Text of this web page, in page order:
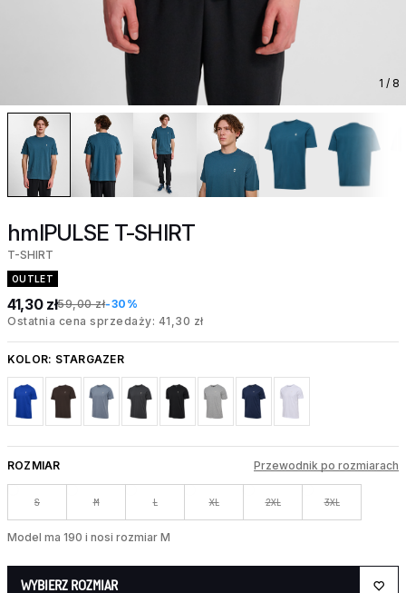
1 / 8
hmlPULSE T-SHIRT
T-SHIRT
OUTLET
41,30 zł59,00 zł-30%
Ostatnia cena sprzedaży: 41,30 zł
KOLOR: STARGAZER
ROZMIAR Przewodnik po rozmiarach
S M L XL 2XL 3XL
Model ma 190 i nosi rozmiar M
WYBIERZ ROZMIAR